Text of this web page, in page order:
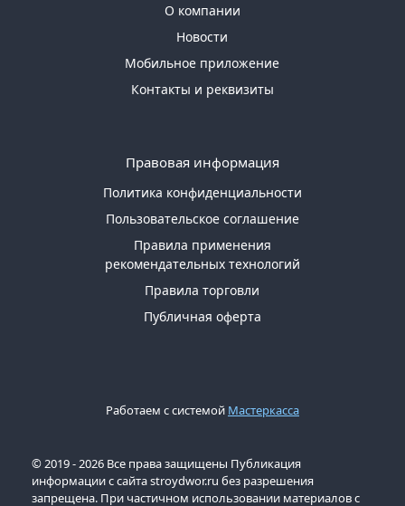
О компании
Новости
Мобильное приложение
Контакты и реквизиты
Правовая информация
Политика конфиденциальности
Пользовательское соглашение
Правила применения
рекомендательных технологий
Правила торговли
Публичная оферта
Работаем с системой Мастеркасса
© 2019 - 2026 Все права защищены Публикация
информации с сайта stroydwor.ru без разрешения
запрещена. При частичном использовании материалов с